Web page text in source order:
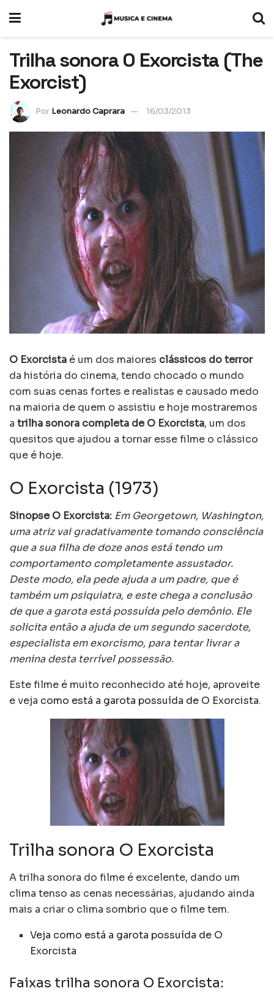
Trilha sonora O Exorcista (The
Exorcist)
Por Leonardo Caprara 16/03/2013
O Exorcista é um dos maiores clássicos do terror
da história do cinema, tendo chocado o mundo
com suas cenas fortes e realistas e causado medo
na maioria de quem o assistiu e hoje mostraremos
a trilha sonora completa de O Exorcista, um dos
quesitos que ajudou a tornar esse filme o clássico
que é hoje.
O Exorcista (1973)
Sinopse O Exorcista: Em Georgetown, Washington,
uma atriz vai gradativamente tomando consciência
que a sua filha de doze anos está tendo um
comportamento completamente assustador.
Deste modo, ela pede ajuda a um padre, que é
também um psiquiatra, e este chega a conclusão
de que a garota está possuída pelo demônio. Ele
solicita então a ajuda de um segundo sacerdote,
especialista em exorcismo, para tentar livrar a
menina desta terrível possessão.
Este filme é muito reconhecido até hoje, aproveite
e veja como está a garota possuída de O Exorcista.
Trilha sonora O Exorcista
A trilha sonora do filme é excelente, dando um
clima tenso as cenas necessárias, ajudando ainda
mais a criar o clima sombrio que o filme tem.
Veja como está a garota possuída de O
Exorcista
Faixas trilha sonora O Exorcista: